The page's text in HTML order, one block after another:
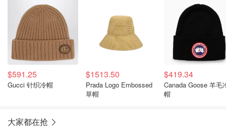
$591.25
Gucci 针织冷帽
$1513.50
Prada Logo Embossed
草帽
$419.34
Canada Goose 羊毛
帽
大家都在抢